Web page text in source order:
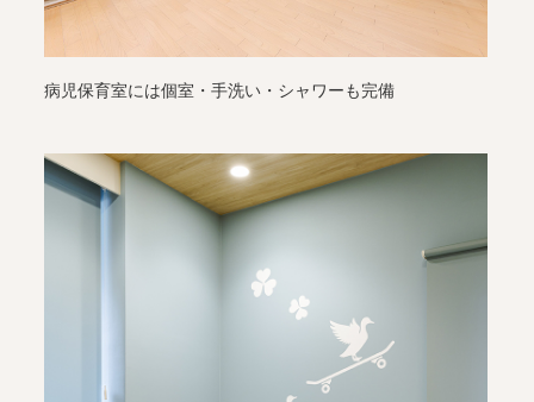
病児保育室には個室・手洗い・シャワーも完備